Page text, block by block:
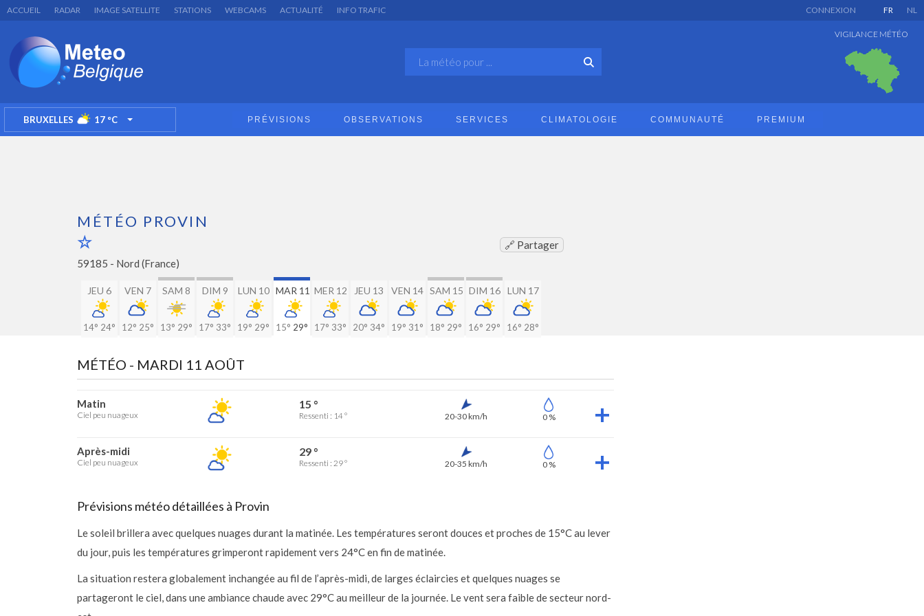
ACCUEIL RADAR IMAGE SATELLITE STATIONS WEBCAMS ACTUALITÉ INFO TRAFIC FR NL
CONNEXION
VIGILANCE MÉTÉO
BRUXELLES 17°C TOGGLE DROPDOWN PRÉVISIONS OBSERVATIONS SERVICES CLIMATOLOGIE COMMUNAUTÉ PREMIUM
MÉTÉO PROVIN
🔗 Partager
59185 - Nord (France)
JEU 6
14° 24°
VEN 7
12° 25°
SAM 8
13° 29°
DIM 9
17° 33°
LUN 10
19° 29°
MAR 11
15° 29°
MER 12
17° 33°
JEU 13
20° 34°
VEN 14
19° 31°
SAM 15
18° 29°
DIM 16
16° 29°
LUN 17
16° 28°
MÉTÉO - MARDI 11 AOÛT
Matin
Ciel peu nuageux
15 °
Ressenti : 14 ° 20-30 km/h 0 %
Après-midi
Ciel peu nuageux
29 °
Ressenti : 29 ° 20-35 km/h 0 %
Prévisions météo détaillées à Provin
Le soleil brillera avec quelques nuages durant la matinée. Les températures seront douces et proches de 15°C au lever
du jour, puis les températures grimperont rapidement vers 24°C en fin de matinée.
La situation restera globalement inchangée au fil de l’après-midi, de larges éclaircies et quelques nuages se
partageront le ciel, dans une ambiance chaude avec 29°C au meilleur de la journée. Le vent sera faible de secteur nord-